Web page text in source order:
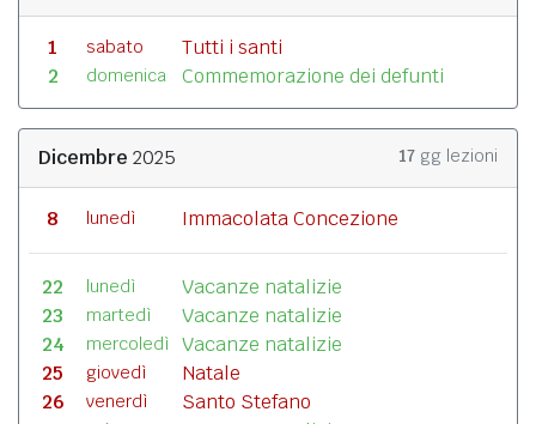
1 sabato
Tutti i santi
2
domenica Commemorazione dei defunti
Dicembre 2025 17 gg lezioni
8 lunedì Immacolata Concezione
22 lunedì
Vacanze natalizie
23
martedì
Vacanze natalizie
24
mercoledì
Vacanze natalizie
25
giovedì
Natale
26
venerdì
Santo Stefano